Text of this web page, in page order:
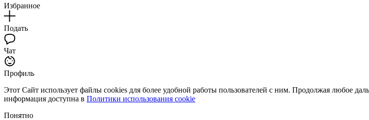
Избранное
Подать
Чат
Профиль
Этот Сайт использует файлы cookies для более удобной работы пользователей с ним. Продолжая любое
информация доступна в Политики использования cookie
Понятно